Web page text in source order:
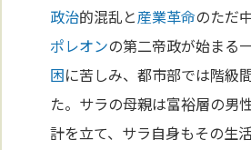
政治的混乱と産業革命のただ
ポレオンの第二帝政が始まる
困に苦しみ、都市部では階級
た。サラの母親は富裕層の男
計を立て、サラ自身もその生